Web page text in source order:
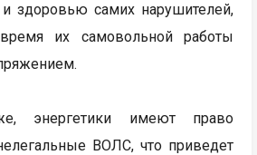
здоровью самих нарушителей,
их самовольной работы
энергетики имеют право
ВОЛС, что приведет